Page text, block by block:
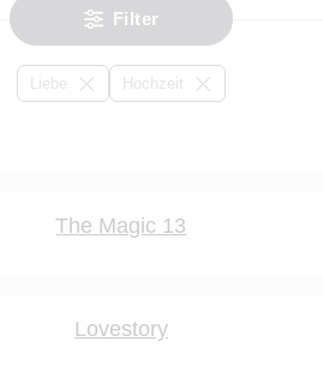
Filter
Liebe Hochzeit
The Magic 13
Lovestory